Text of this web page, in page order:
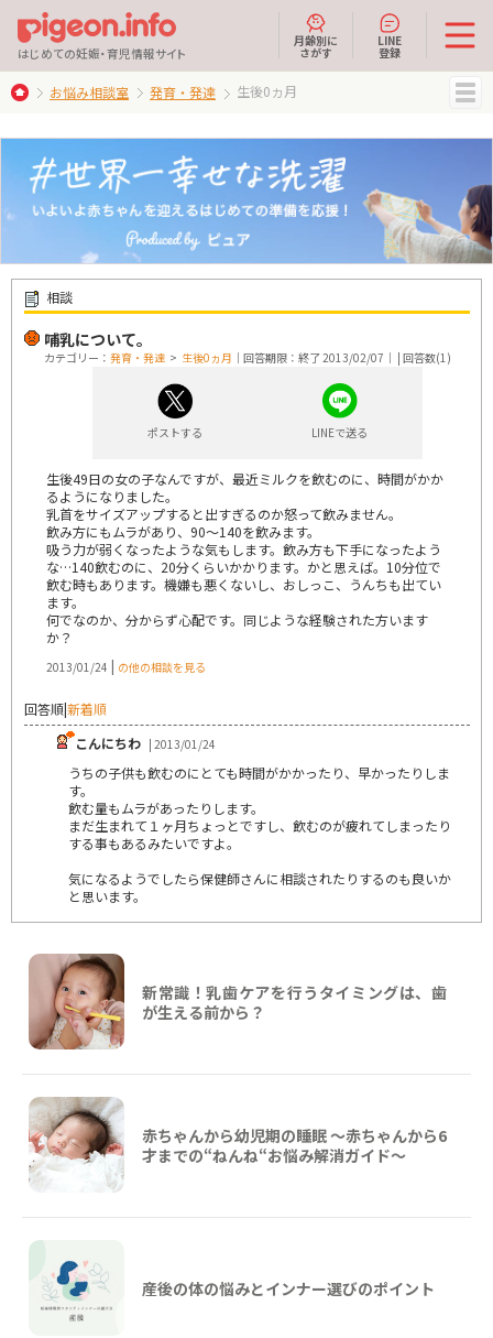
はじめての妊娠・育児情報サイト
月齢別に
さがす
LINE
登録
お悩み相談室 発育・発達 生後0ヵ月
相談
哺乳について。
カテゴリー： 発育・発達 > 生後0ヵ月 ｜回答期限：終了 2013/02/07｜ | 回答数(1)
ポストする LINEで送る
生後49日の女の子なんですが、最近ミルクを飲むのに、時間がかか
るようになりました。
乳首をサイズアップすると出すぎるのか怒って飲みません。
飲み方にもムラがあり、90～140を飲みます。
吸う力が弱くなったような気もします。飲み方も下手になったよう
な…140飲むのに、20分くらいかかります。かと思えば。10分位で
飲む時もあります。機嫌も悪くないし、おしっこ、うんちも出てい
ます。
何でなのか、分からず心配です。同じような経験された方います
か？
2013/01/24 | の他の相談を見る
回答順|新着順
こんにちわ | 2013/01/24
うちの子供も飲むのにとても時間がかかったり、早かったりしま
す。
飲む量もムラがあったりします。
まだ生まれて１ヶ月ちょっとですし、飲むのが疲れてしまったり
する事もあるみたいですよ。
気になるようでしたら保健師さんに相談されたりするのも良いか
と思います。
新常識！乳歯ケアを行うタイミングは、歯
が生える前から？
赤ちゃんから幼児期の睡眠 ～赤ちゃんから6
才までの“ねんね“お悩み解消ガイド〜
産後の体の悩みとインナー選びのポイント